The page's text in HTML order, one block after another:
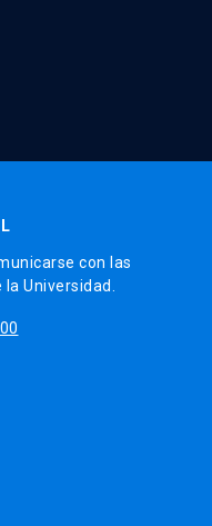
con las
Universidad.